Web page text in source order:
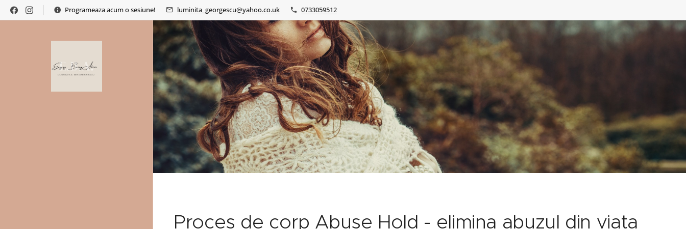
Programeaza acum o sesiune! luminita_georgescu@yahoo.co.uk 0733059512
Proces de corp Abuse Hold - elimina abuzul din viata